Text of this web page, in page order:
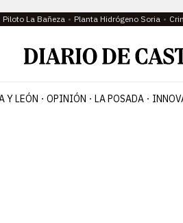
Piloto La Bañeza Planta Hidrógeno Soria
Y LEÓN OPINIÓN LA POSADA